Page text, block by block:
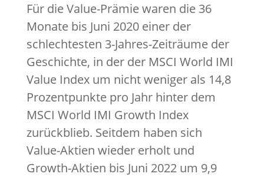
Für die Value-Prämie waren die 36
Monate bis Juni 2020 einer der
schlechtesten 3-Jahres-Zeiträume der
Geschichte, in der der MSCI World IMI
Value Index um nicht weniger als 14,8
Prozentpunkte pro Jahr hinter dem
MSCI World IMI Growth Index
zurückblieb. Seitdem haben sich
Value-Aktien wieder erholt und
Growth-Aktien bis Juni 2022 um 9,9